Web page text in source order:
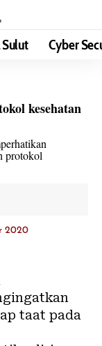
Sulut Cyber
kesehatan
protokol
2020
taat pada